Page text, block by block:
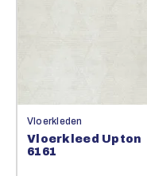
Vloerkleden
Vloerkleed Upton
6161